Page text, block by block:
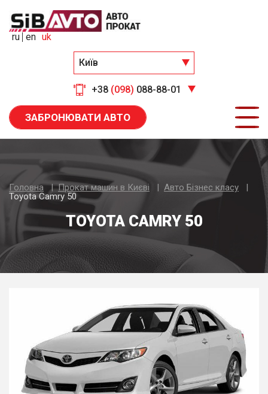
Київ
+38 (098) 088-88-01
ru en uk
ЗАБРОНЮВАТИ АВТО
Головна Прокат машин в Києві
Авто Бiзнес класу
Toyota Camry 50
TOYOTA CAMRY 50